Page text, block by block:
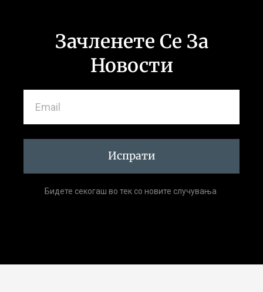
Зачленете Се За
Новости
Испрати
Бидете секогаш во тек со новите случувања